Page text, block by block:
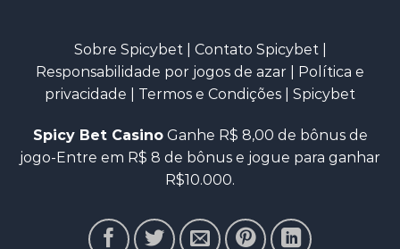
Sobre Spicybet| Contato Spicybet|
Responsabilidade por jogos de azar
Política e
privacidade
Termos e Condições Spicybet
Spicy Bet CasinoGanhe R$ 8,00 de bônus de
jogo-Entre em R$ 8 de bônus e jogue para ganhar
R$10.000.